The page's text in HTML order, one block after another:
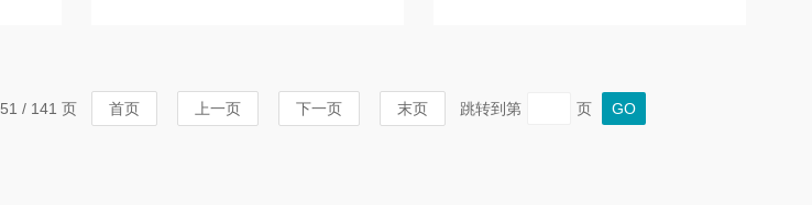
/ 141 页 首页 上一页 下一页 末页 跳转到第 页